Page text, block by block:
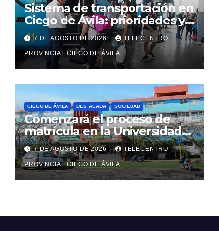
Sistema de transportación en
Ciego de Ávila: prioridades y
cambios para viajeros
7 DE AGOSTO DE 2026 TELECENTRO
PROVINCIAL CIEGO DE ÁVILA
CIEGO DE ÁVILA DESTACADA SOCIEDAD
Comenzará el proceso de
matrícula en la Universidad
de Ciencias Médicas avileña
7 DE AGOSTO DE 2026 TELECENTRO
PROVINCIAL CIEGO DE ÁVILA